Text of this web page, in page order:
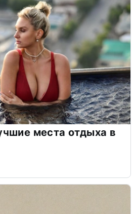
места отдыха в